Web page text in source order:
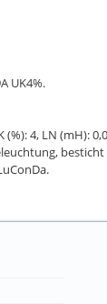
UK4%.
4, LN (mH):